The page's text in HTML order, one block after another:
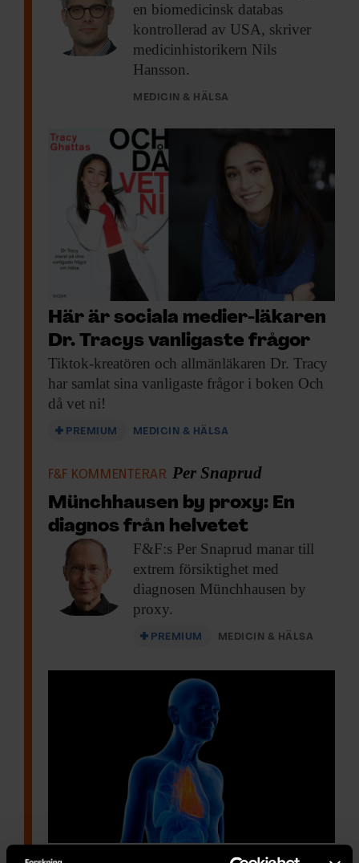
en biomedicinsk databas
kontrollerad av USA, skriver
medicinhistorikern Nils
Hansson.
MEDICIN & HÄLSA
Här är sociala medier-läkaren
Dr. Tracys vanligaste frågor
Tiktok-kreatören och allmänläkaren Dr. Tracy
har samlat sina vanligaste frågor i boken Och
då vet ni!
PREMIUM MEDICIN & HÄLSA
F&F KOMMENTERAR Per Snaprud
Münchhausen by proxy: En
diagnos från helvetet
F&F:s Per Snaprud manar till
extrem försiktighet med
diagnosen Münchhausen by
proxy.
PREMIUM MEDICIN & HÄLSA